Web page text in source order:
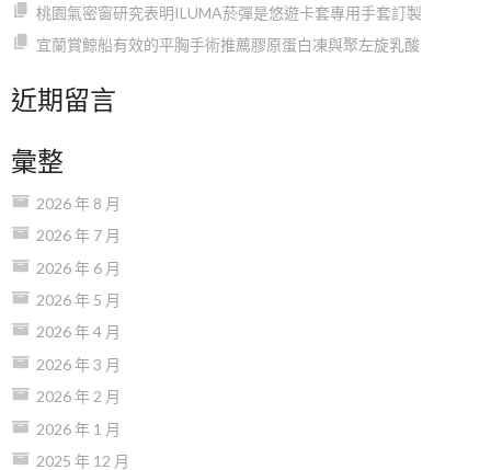
桃園氣密窗研究表明ILUMA菸彈是悠遊卡套專用手套訂製
宜蘭賞鯨船有效的平胸手術推薦膠原蛋白凍與聚左旋乳酸
近期留言
彙整
2026 年 8 月
2026 年 7 月
2026 年 6 月
2026 年 5 月
2026 年 4 月
2026 年 3 月
2026 年 2 月
2026 年 1 月
2025 年 12 月